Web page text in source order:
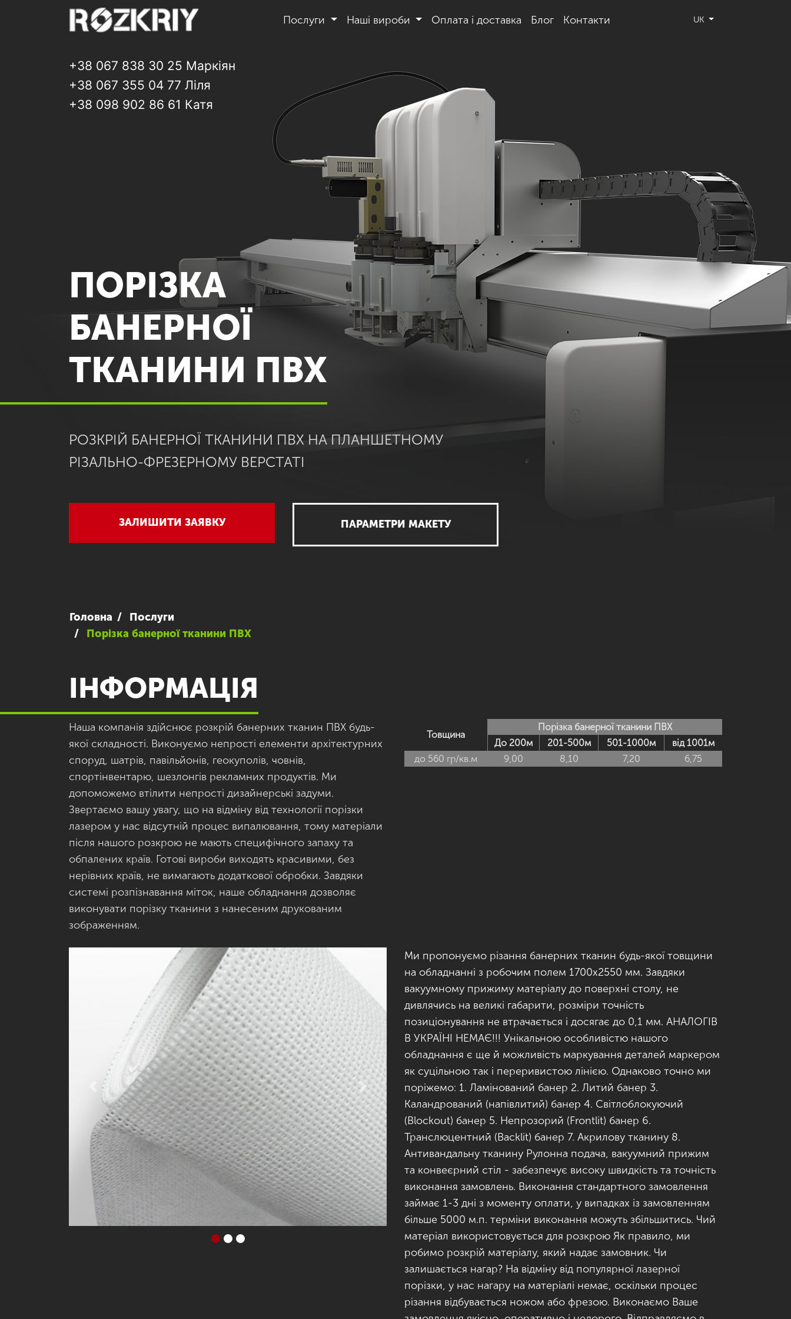
Послуги Наші вироби Оплата і доставка Блог Контакти UK
+38 067 838 30 25 Маркіян
+38 067 355 04 77 Ліля
+38 098 902 86 61 Катя
ПОРІЗКА
БАНЕРНОЇ
ТКАНИНИ ПВХ
РОЗКРІЙ БАНЕРНОЇ ТКАНИНИ ПВХ НА ПЛАНШЕТНОМУ
РІЗАЛЬНО-ФРЕЗЕРНОМУ ВЕРСТАТІ
ЗАЛИШИТИ ЗАЯВКУ ПАРАМЕТРИ МАКЕТУ
Головна
Послуги
Порізка банерної тканини ПВХ
ІНФОРМАЦІЯ
Наша компанія здійснює розкрій банерних тканин ПВХ будь-
якої складності. Виконуємо непрості елементи архітектурних
споруд, шатрів, павільйонів, геокуполів, човнів,
спортінвентарю, шезлонгів рекламних продуктів. Ми
допоможемо втілити непрості дизайнерські задуми.
Звертаємо вашу увагу, що на відміну від технології порізки
лазером у нас відсутній процес випалювання, тому матеріали
після нашого розкрою не мають специфічного запаху та
обпалених країв. Готові вироби виходять красивими, без
нерівних країв, не вимагають додаткової обробки. Завдяки
системі розпізнавання міток, наше обладнання дозволяє
виконувати порізку тканини з нанесеним друкованим
зображенням.
Товщина
Порізка банерної тканини ПВХ
До 200м
201-500м 501-1000м
від 1001м
до 560 гр/кв.м
9,00 8,10 7,20 6,75
Previous Next
Ми пропонуємо різання банерних тканин будь-якої товщини
на обладнанні з робочим полем 1700х2550 мм. Завдяки
вакуумному прижиму матеріалу до поверхні столу, не
дивлячись на великі габарити, розміри точність
позиціонування не втрачається і досягає до 0,1 мм. АНАЛОГІВ
В УКРАЇНІ НЕМАЄ!!! Унікальною особливістю нашого
обладнання є ще й можливість маркування деталей маркером
як суцільною так і переривистою лінією. Однаково точно ми
поріжемо: 1. Ламінований банер 2. Литий банер 3.
Каландрований (напівлитий) банер 4. Світлоблокуючий
(Blockout) банер 5. Непрозорий (Frontlit) банер 6.
Транслюцентний (Backlit) банер 7. Акрилову тканину 8.
Антивандальну тканину Рулонна подача, вакуумний прижим
та конвеєрний стіл - забезпечує високу швидкість та точність
виконання замовлень. Виконання стандартного замовлення
займає 1-3 дні з моменту оплати, у випадках із замовленням
більше 5000 м.п. терміни виконання можуть збільшитись. Чий
матеріал використовується для розкрою Як правило, ми
робимо розкрій матеріалу, який надає замовник. Чи
залишається нагар? На відміну від популярної лазерної
порізки, у нас нагару на матеріалі немає, оскільки процес
різання відбувається ножом або фрезою. Виконаємо Ваше